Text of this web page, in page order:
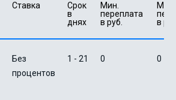
Ставка
Срок
в
днях
Мин.
переплата
в руб.
в
Без
процентов
1 - 21 0 0